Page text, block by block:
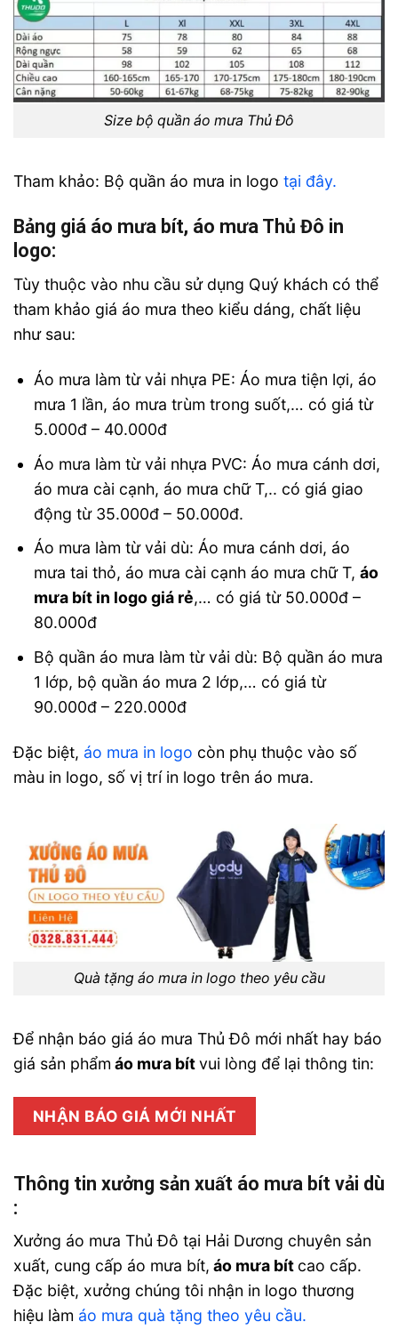
Size bộ quần áo mưa Thủ Đô
Tham khảo: Bộ quần áo mưa in logo tại đây.
Bảng giá áo mưa bít, áo mưa Thủ Đô in
logo:
Tùy thuộc vào nhu cầu sử dụng Quý khách có thể
tham khảo giá áo mưa theo kiểu dáng, chất liệu
như sau:
Áo mưa làm từ vải nhựa PE: Áo mưa tiện lợi, áo
mưa 1 lần, áo mưa trùm trong suốt,… có giá từ
5.000đ – 40.000đ
Áo mưa làm từ vải nhựa PVC: Áo mưa cánh dơi,
áo mưa cài cạnh, áo mưa chữ T,.. có giá giao
động từ 35.000đ – 50.000đ.
Áo mưa làm từ vải dù: Áo mưa cánh dơi, áo
mưa tai thỏ, áo mưa cài cạnh áo mưa chữ T,áo
mưa bít in logo giá rẻ,… có giá từ 50.000đ –
80.000đ
Bộ quần áo mưa làm từ vải dù: Bộ quần áo mưa
1 lớp, bộ quần áo mưa 2 lớp,… có giá từ
90.000đ – 220.000đ
Đặc biệt, áo mưa in logo còn phụ thuộc vào số
màu in logo, số vị trí in logo trên áo mưa.
Quà tặng áo mưa in logo theo yêu cầu
Để nhận báo giá áo mưa Thủ Đô mới nhất hay báo
giá sản phẩm áo mưa bítvui lòng để lại thông tin:
NHẬN BÁO GIÁ MỚI NHẤT
Thông tin xưởng sản xuất áo mưa bít vải dù
:
Xưởng áo mưa Thủ Đô tại Hải Dương chuyên sản
xuất, cung cấp áo mưa bít, áo mưa bít cao cấp.
Đặc biệt, xưởng chúng tôi nhận in logo thương
hiệu làm áo mưa quà tặng theo yêu cầu.